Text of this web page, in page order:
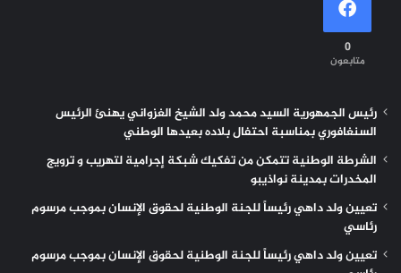
0
متابعون
رئيس الجمهورية السيد محمد ولد الشيخ الغزواني يهنئ الرئيس
السنغافوري بمناسبة احتفال بلاده بعيدها الوطني
الشرطة الوطنية تتمكن من تفكيك شبكة إجرامية لتهريب و ترويج
المخدرات بمدينة نواذيبو
تعيين ولد داهي رئيساً للجنة الوطنية لحقوق الإنسان بموجب مرسوم
رئاسي
تعيين ولد داهي رئيساً للجنة الوطنية لحقوق الإنسان بموجب مرسوم